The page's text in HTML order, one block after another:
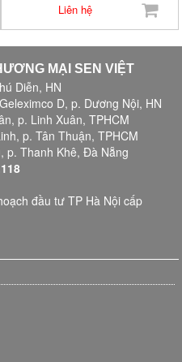
Liên hệ
MẠI SEN VIỆT
Diễn, HN
D, p. Dương Nội, HN
p. Linh Xuân, TPHCM
p. Tân Thuận, TPHCM
p. Thanh Khê, Đà Nẵng
đầu tư TP Hà Nội cấp